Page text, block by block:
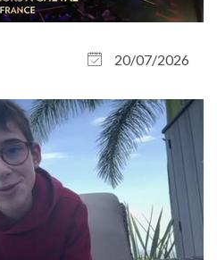
20/07/2026